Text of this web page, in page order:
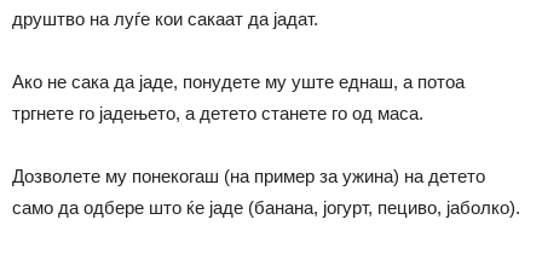
друштво на луѓе кои сакаат да јадат.
Ако не сака да јаде, понудете му уште еднаш, а потоа
тргнете го јадењето, а детето станете го од маса.
Дозволете му понекогаш (на пример за ужина) на детето
само да одбере што ќе јаде (банана, јогурт, пециво, јаболко).